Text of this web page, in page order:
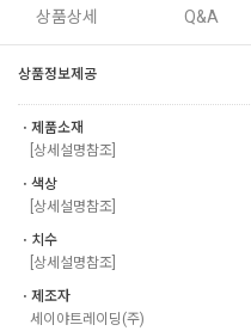
상품상세 Q&A
상품정보제공
ㆍ제품소재
[상세설명참조]
ㆍ색상
[상세설명참조]
ㆍ치수
[상세설명참조]
ㆍ제조자
세이야트레이딩(주)